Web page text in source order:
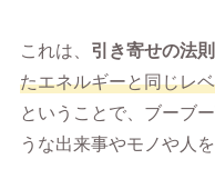
これは、 引き寄せの法則
たエネルギーと同じレ
ということで、ブーブ
うな出来事やモノや人